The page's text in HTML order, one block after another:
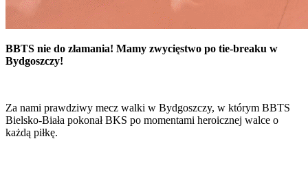
BBTS nie do złamania! Mamy zwycięstwo po tie-breaku w
Bydgoszczy!
Za nami prawdziwy mecz walki w Bydgoszczy, w którym BBTS
Bielsko-Biała pokonał BKS po momentami heroicznej walce o
każdą piłkę.